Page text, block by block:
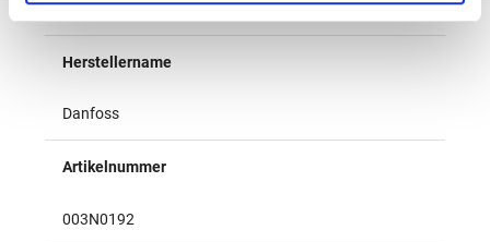
Überblick
Herstellername
Danfoss
Artikelnummer
003N0192